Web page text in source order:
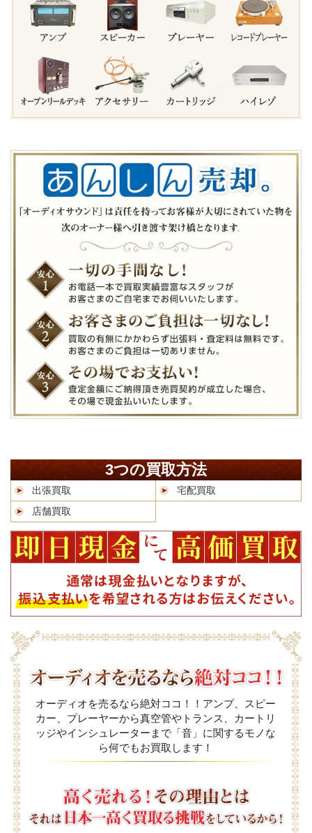
3つの買取方法
出張買取
宅配買取
店舗買取
オーディオを売るなら絶対ココ！！アンプ、スピー
カー、プレーヤーから真空管やトランス、カートリ
ッジやインシュレーターまで「音」に関するモノな
ら何でもお買取します！